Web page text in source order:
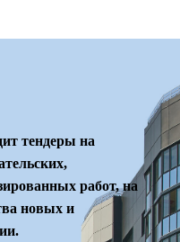
тендеры на
работ, на
новых и